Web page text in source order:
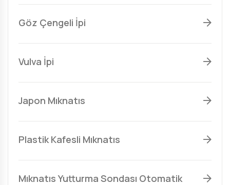
Göz Çengeli İpi
Vulva İpi
Japon Mıknatıs
Plastik Kafesli Mıknatıs
Mıknatıs Yutturma Sondası Otomatik